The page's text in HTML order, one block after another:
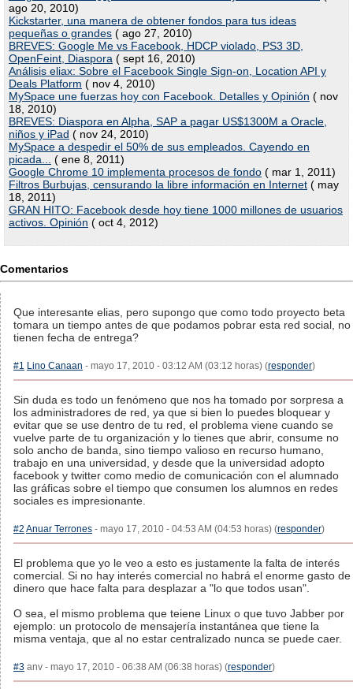
ago 20, 2010)
Kickstarter, una manera de obtener fondos para tus ideas
pequeñas o grandes ( ago 27, 2010)
BREVES: Google Me vs Facebook, HDCP violado, PS3 3D,
OpenFeint, Diaspora ( sept 16, 2010)
Análisis eliax: Sobre el Facebook Single Sign-on, Location API y
Deals Platform ( nov 4, 2010)
MySpace une fuerzas hoy con Facebook. Detalles y Opinión ( nov
18, 2010)
BREVES: Diaspora en Alpha, SAP a pagar US$1300M a Oracle,
niños y iPad ( nov 24, 2010)
MySpace a despedir el 50% de sus empleados. Cayendo en
picada...
( ene 8, 2011)
Google Chrome 10 implementa procesos de fondo ( mar 1, 2011)
Filtros Burbujas, censurando la libre información en Internet ( may
18, 2011)
GRAN HITO: Facebook desde hoy tiene 1000 millones de usuarios
activos. Opinión ( oct 4, 2012)
Comentarios
Que interesante elias, pero supongo que como todo proyecto beta
tomara un tiempo antes de que podamos pobrar esta red social, no
tienen fecha de entrega?
#1 Lino Canaan - mayo 17, 2010 - 03:12 AM (03:12 horas) (responder)
Sin duda es todo un fenómeno que nos ha tomado por sorpresa a
los administradores de red, ya que si bien lo puedes bloquear y
evitar que se use dentro de tu red, el problema viene cuando se
vuelve parte de tu organización y lo tienes que abrir, consume no
solo ancho de banda, sino tiempo valioso en recurso humano,
trabajo en una universidad, y desde que la universidad adopto
facebook y twitter como medio de comunicación con el alumnado
las gráficas sobre el tiempo que consumen los alumnos en redes
sociales es impresionante.
#2 Anuar Terrones - mayo 17, 2010 - 04:53 AM (04:53 horas) (responder)
El problema que yo le veo a esto es justamente la falta de interés
comercial. Si no hay interés comercial no habrá el enorme gasto de
dinero que hace falta para desplazar a "lo que todos usan".
O sea, el mismo problema que teiene Linux o que tuvo Jabber por
ejemplo: un protocolo de mensajería instantánea que tiene la
misma ventaja, que al no estar centralizado nunca se puede caer.
#3 anv - mayo 17, 2010 - 06:38 AM (06:38 horas) (responder)